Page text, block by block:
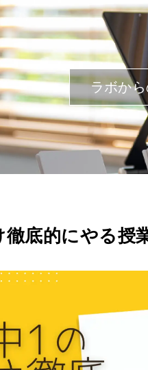
ラボか
底的にやる授